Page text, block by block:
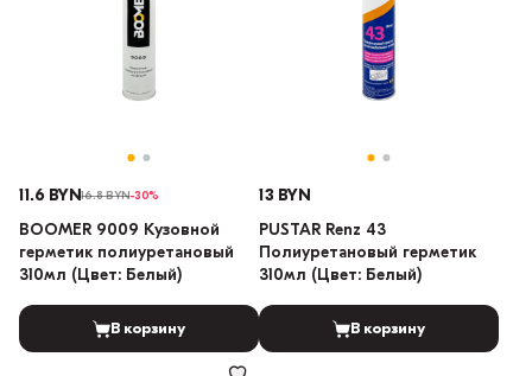
11.6 BYN16.8 BYN-30%
BOOMER 9009 Кузовной
герметик полиуретановый
310мл (Цвет: Белый)
В корзину
13 BYN
PUSTAR Renz 43
Полиуретановый герметик
310мл (Цвет: Белый)
В корзину